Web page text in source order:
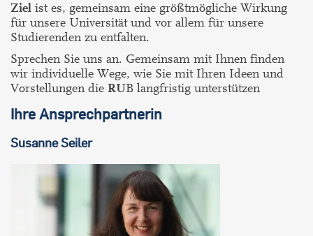
Ziel ist es, gemeinsam eine größtmögliche Wirkung
für unsere Universität und vor allem für unsere
Studierenden zu entfalten.
Sprechen Sie uns an. Gemeinsam mit Ihnen finden
wir individuelle Wege, wie Sie mit Ihren Ideen und
Vorstellungen die RUB langfristig unterstützen
Ihre Ansprechpartnerin
SusanneSeiler